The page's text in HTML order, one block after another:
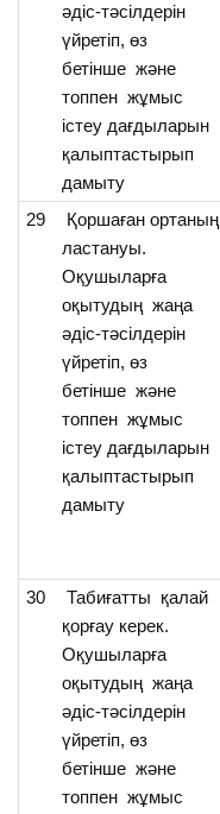
әдіс-тәсілдерін
үйретіп, өз
бетінше және
топпен жұмыс
істеу дағдыларын
қалыптастырып
дамыту
29
Қоршаған ортаның
ластануы.
Оқушыларға
оқытудың жаңа
әдіс-тәсілдерін
үйретіп, өз
бетінше және
топпен жұмыс
істеу дағдыларын
қалыптастырып
дамыту
30
Табиғатты қалай
қорғау керек.
Оқушыларға
оқытудың жаңа
әдіс-тәсілдерін
үйретіп, өз
бетінше және
топпен жұмыс